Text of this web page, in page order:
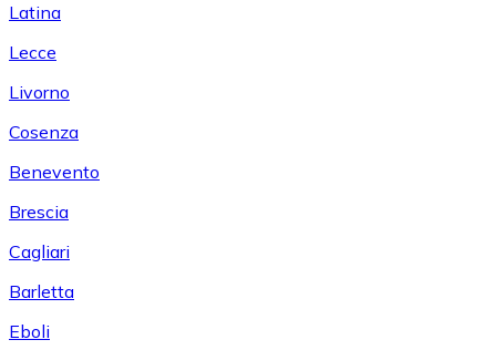
Latina
Lecce
Livorno
Cosenza
Benevento
Brescia
Cagliari
Barletta
Eboli